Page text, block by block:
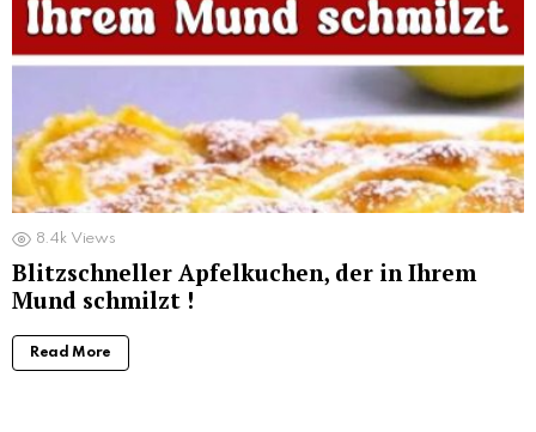
8.4k Views
Blitzschneller Apfelkuchen, der in Ihrem
Mund schmilzt !
Read More